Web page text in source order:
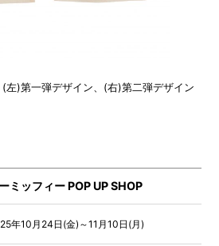
)第一弾デザイン、(右)第二弾デザイン
ッフィー POP UP SHOP
年10月24日(金)～11月10日(月)